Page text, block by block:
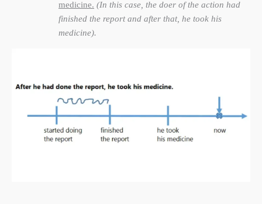
medicine. (In this case, the doer of the action had
finished the report and after that, he took his
medicine).